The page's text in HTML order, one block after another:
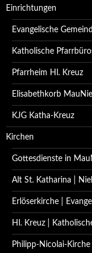
Einrichtungen
Evangelische
Katholische
Pfarrheim Hl. Kreuz
Elisabethkorb
KJG Katha-Kreuz
Kirchen
Gottesdienste in
Alt St. Katharina |
Erlöserkirche |
Hl. Kreuz |
Philipp-Nicolai-